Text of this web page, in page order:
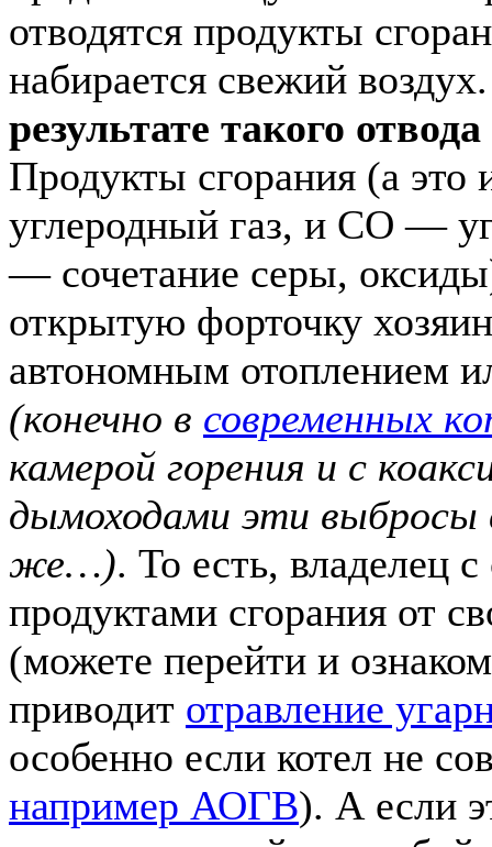
отводятся продукты
набирается свежий
результате такого
Продукты сгорания (а
углеродный газ, и СО —
— сочетание серы,
открытую форточку
автономным отоплением
(конечно в современных
камерой горения и с
дымоходами эти выбросы
же…). То есть, владелец
продуктами сгорания от
(можете перейти и
приводит отравление
особенно если котел не
например АОГВ). А если